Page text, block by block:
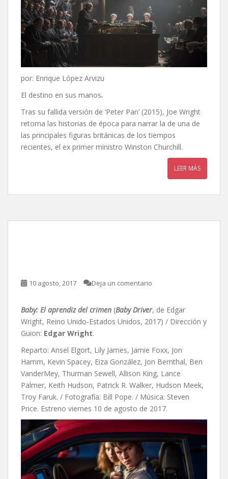
por: Enrique López Arvizu
El destino en sus manos.
Tras su fallida versión de ‘Peter Pan’ (2015), Joe Wright
retoma las historias de época para narrar la de una de
las principales figuras británicas de los tiempos
recientes, el ex primer ministro Winston Churchill.
LEER MÁS
10 agosto, 2017 Deja un comentario
Baby: El aprendiz del crimen (Baby Driver, de Edgar
Wright, Reino Unido-Estados Unidos, 2017) / Dirección y
Guion: Edgar Wright.
Reparto: Ansel Elgort, Lily James, Jamie Foxx, Jon
Hamm, Kevin Spacey, Eiza González, Jon Bernthal, Ben
VanderMey, Thurman Sewell, Allison King, Lance
Palmer, Keith Hudson, Patrick R. Walker, Hudson Meek,
Troy Faruk. / Fotografía: Bill Pope. / Música: Steven
Price. Estreno viernes 10 de agosto de 2017.